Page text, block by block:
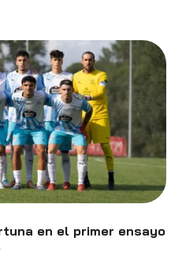
en el primer ensayo